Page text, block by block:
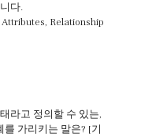
다.
Relationship
라고 정의할 수 있는,
가리키는 말은? [기